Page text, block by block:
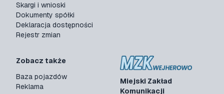
Miejski Zakład
Komunikacji
Skargi i wnioski
Dokumenty spółki
Deklaracja dostępności
Rejestr zmian
Zobacz także
Baza pojazdów
Reklama